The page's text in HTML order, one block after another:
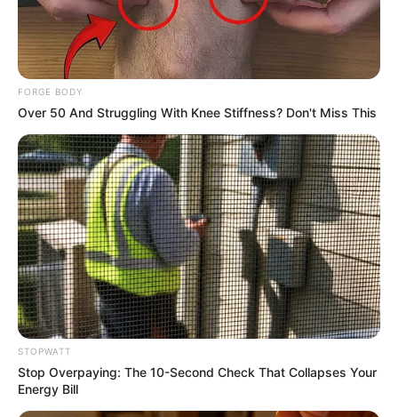
If You Owe $20,000 Across 4 Credit Cards, Stop
JG WENTWORTH
FORGE BODY
Over 50 And Struggling With Knee Stiffness? Don't Miss This
STOPWATT
Stop Overpaying: The 10-Second Check That Collapses Your
Energy Bill